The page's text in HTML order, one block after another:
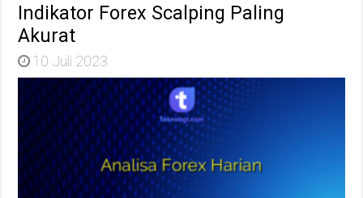
Indikator Forex Scalping Paling
Akurat
10 Juli 2023